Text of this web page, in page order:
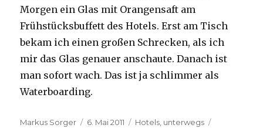
Morgen ein Glas mit Orangensaft am
Frühstücksbuffett des Hotels. Erst am Tisch
bekam ich einen großen Schrecken, als ich
mir das Glas genauer anschaute. Danach ist
man sofort wach. Das ist ja schlimmer als
Waterboarding.
Autor
Markus Sorger
Veröffentlicht
6. Mai 2011 Kategorien
Hotels, unterwegs